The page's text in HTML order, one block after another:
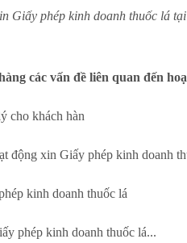
Giấy phép kinh doanh thuốc lá tại
các vấn đề liên quan đến
cho khách hàn
động xin Giấy phép kinh doanh
kinh doanh thuốc lá
phép kinh doanh thuốc lá...